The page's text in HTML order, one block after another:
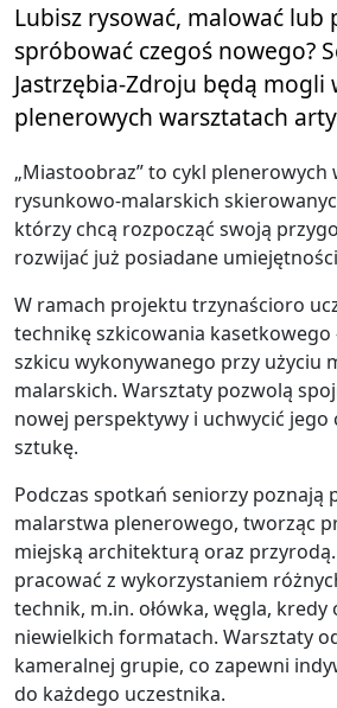
Lubisz rysować, malować lub
spróbować czegoś nowego?
Jastrzębia-Zdroju będą mogli
plenerowych warsztatach
„Miastoobraz” to cykl
rysunkowo-malarskich
którzy chcą rozpocząć swoją
rozwijać już posiadane
W ramach projektu trzynaścioro
technikę szkicowania
szkicu wykonywanego przy użyciu
malarskich. Warsztaty pozwolą
nowej perspektywy i uchwycić
sztukę.
Podczas spotkań seniorzy poznają
malarstwa plenerowego, tworząc
miejską architekturą oraz
pracować z wykorzystaniem
technik, m.in. ołówka, węgla,
niewielkich formatach. Warsztaty
kameralnej grupie, co zapewni
do każdego uczestnika.